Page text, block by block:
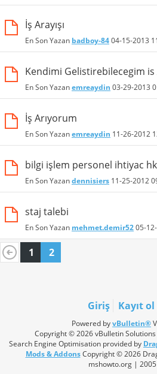
İş Arayışı
En Son Yazan badboy-8404-15-2013
Kendimi Gelistirebilecegim
En Son Yazanemreaydin 03-29-2013
İş Arıyorum
En Son Yazanemreaydin 11-26-2012
bilgi işlem personel ihtiyac
En Son Yazandennisiers 11-25-2012
staj talebi
En Son Yazan mehmet.demir5205-
1 2
Giriş Kayıt ol
Powered byvBulletin®
Copyright © 2026 vBulletin
Search Engine Optimisation provided by
Mods & AddonsCopyright © 2026
mshowto.org |